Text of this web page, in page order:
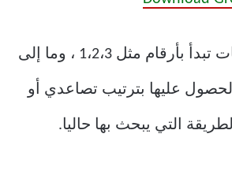
إذا كان لديك ملفات تبدأ بأرقام مثل 1،2،3 ، وما إلى
عليها بترتيب تصاعدي أو
التي يبحث بها حاليا.